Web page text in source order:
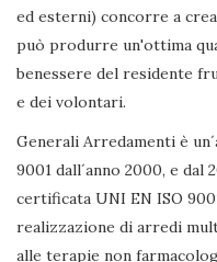
ed esterni) concorre a
può produrre un'ottima
benessere del residente
e dei volontari.
Generali Arredamenti è
9001 dall´anno 2000, e dal
certificata UNI EN ISO
realizzazione di arredi
alle terapie non